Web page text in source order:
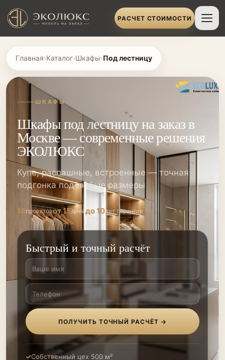
РАСЧЕТ СТОИМОСТИ
Главная›Каталог›Шкафы›Под лестницу
ШКАФЫ
Шкафы под лестницу на заказ в
Москве — современные решения
ЭКОЛЮКС
Купе, распашные, встроенные — точная
подгонка под любые размеры
14проектовот 15дней до 10лет гарантии
Быстрый и точный расчёт
ПОЛУЧИТЬ ТОЧНЫЙ РАСЧЁТ →
Собственный цех 500 м²